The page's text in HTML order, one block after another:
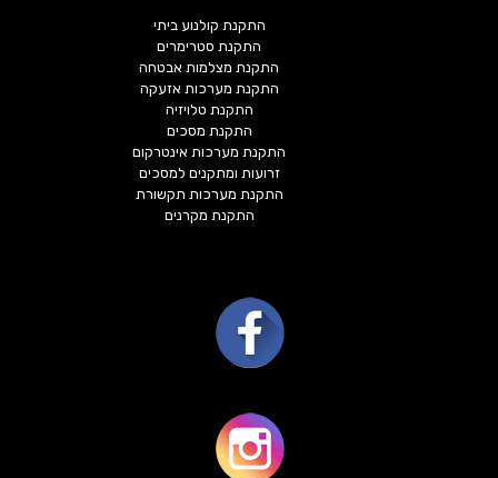
התקנת קולנוע ביתי
התקנת סטרימרים
התקנת מצלמות אבטחה
התקנת מערכות אזעקה
התקנת טלויזיה
התקנת מסכים
התקנת מערכות אינטרקום
זרועות ומתקנים למסכים
התקנת מערכות תקשורת
התקנת מקרנים